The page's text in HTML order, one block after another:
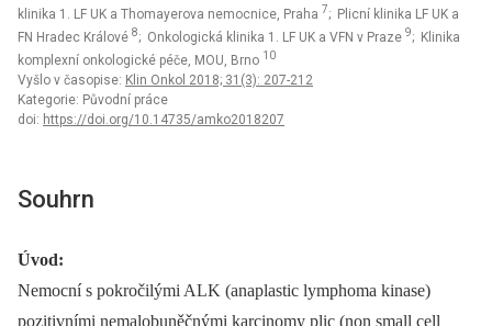
klinika 1. LF UK a Thomayerova nemocnice, Praha 7; Plicní klinika LF UK a
FN Hradec Králové 8; Onkologická klinika 1. LF UK a VFN v Praze 9; Klinika
komplexní onkologické péče, MOU, Brno 10
Vyšlo v časopise: Klin Onkol 2018; 31(3): 207-212
Kategorie: Původní práce
doi: https://doi.org/10.14735/amko2018207
Souhrn
Úvod:
Nemocní s pokročilými ALK (anaplastic lymphoma kinase)
pozitivními nemalobuněčnými karcinomy plic (non small cell